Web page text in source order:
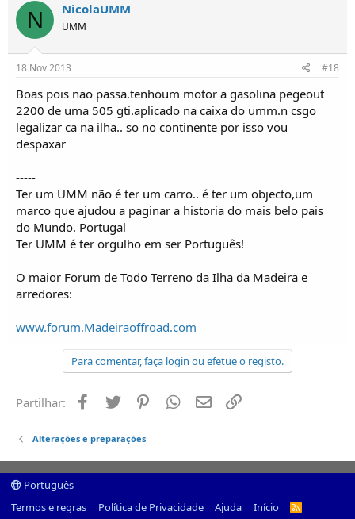
N NicolaUMM
UMM
18 Nov 2013 #18
Boas pois nao passa.tenhoum motor a gasolina pegeout
2200 de uma 505 gti.aplicado na caixa do umm.n csgo
legalizar ca na ilha.. so no continente por isso vou
despaxar
-----
Ter um UMM não é ter um carro.. é ter um objecto,um
marco que ajudou a paginar a historia do mais belo pais
do Mundo. Portugal
Ter UMM é ter orgulho em ser Português!
O maior Forum de Todo Terreno da Ilha da Madeira e
arredores:
www.forum.Madeiraoffroad.com
Para comentar, faça login ou efetue o registo.
Partilhar: Facebook
Twitter PinterestWhatsapp
Email
Alterações e preparações
Português
Termos e regras
Política de Privacidade Ajuda Início
R